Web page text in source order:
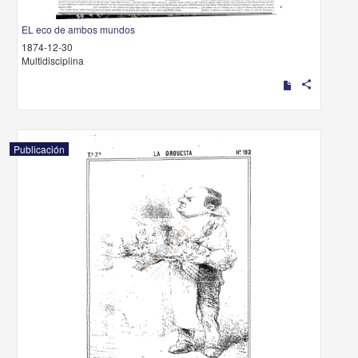
EL eco de ambos mundos
1874-12-30
Multidisciplina
share
Publicación